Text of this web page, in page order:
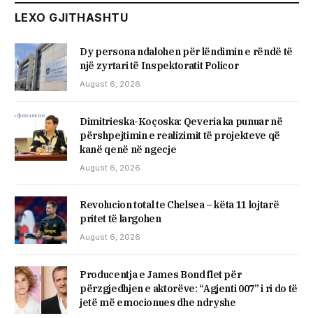
LEXO GJITHASHTU
Dy persona ndalohen për lëndimin e rëndë të
një zyrtari të Inspektoratit Policor
August 6, 2026
Dimitrieska-Koçoska: Qeveria ka punuar në
përshpejtimin e realizimit të projekteve që
kanë qenë në ngecje
August 6, 2026
Revolucion total te Chelsea – këta 11 lojtarë
pritet të largohen
August 6, 2026
Producentja e James Bond flet për
përzgjedhjen e aktorëve: “Agjenti 007” i ri do të
jetë më emocionues dhe ndryshe